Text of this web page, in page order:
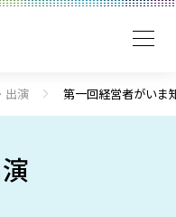
出演 第一回経営者がいま